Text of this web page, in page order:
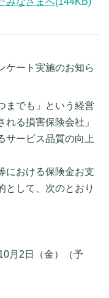
ケート実施のお知ら
までも」という経営
る損害保険会社」
サービス品質の向上
における保険金お支
として、次のとおり
月2日（金）（予